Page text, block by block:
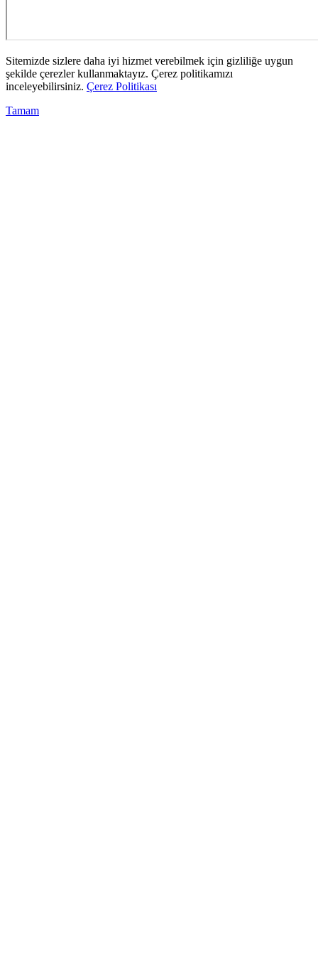
Sitemizde sizlere daha iyi hizmet verebilmek için gizliliğe uygun
şekilde çerezler kullanmaktayız. Çerez politikamızı
inceleyebilirsiniz. Çerez Politikası
Tamam